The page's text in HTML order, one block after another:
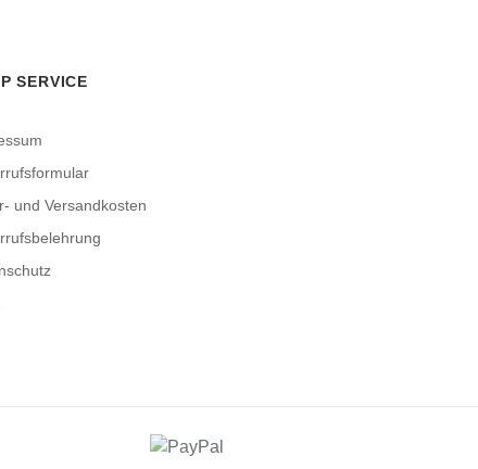
SERVICE
und Versandkosten